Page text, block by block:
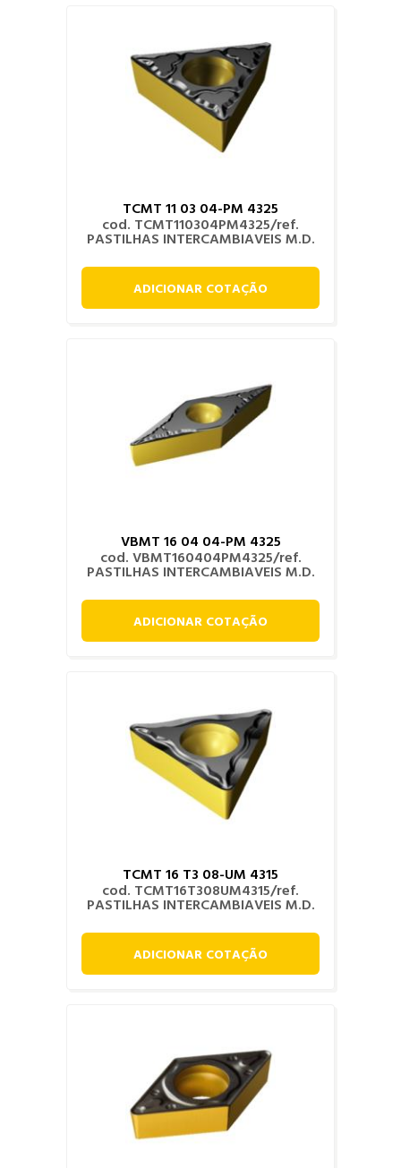
TCMT 11 03 04-PM 4325
cod. TCMT110304PM4325/ref.
PASTILHAS INTERCAMBIAVEIS M.D.
ADICIONAR COTAÇÃO
VBMT 16 04 04-PM 4325
cod. VBMT160404PM4325/ref.
PASTILHAS INTERCAMBIAVEIS M.D.
ADICIONAR COTAÇÃO
TCMT 16 T3 08-UM 4315
cod. TCMT16T308UM4315/ref.
PASTILHAS INTERCAMBIAVEIS M.D.
ADICIONAR COTAÇÃO